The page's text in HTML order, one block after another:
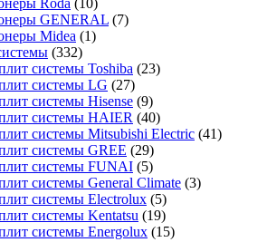
Roda (10)
GENERAL (7)
Midea (1)
(332)
системы Toshiba (23)
системы LG (27)
системы Hisense (9)
системы HAIER (40)
системы Mitsubishi Electric (41)
системы GREE (29)
системы FUNAI (5)
системы General Climate (3)
системы Electrolux (5)
системы Kentatsu (19)
системы Energolux (15)